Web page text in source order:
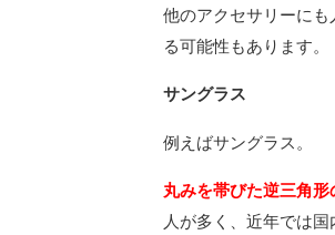
他のアクセサリーに
る可能性もあります。
サングラス
例えばサングラス。
丸みを帯びた逆三角
人が多く、近年では国